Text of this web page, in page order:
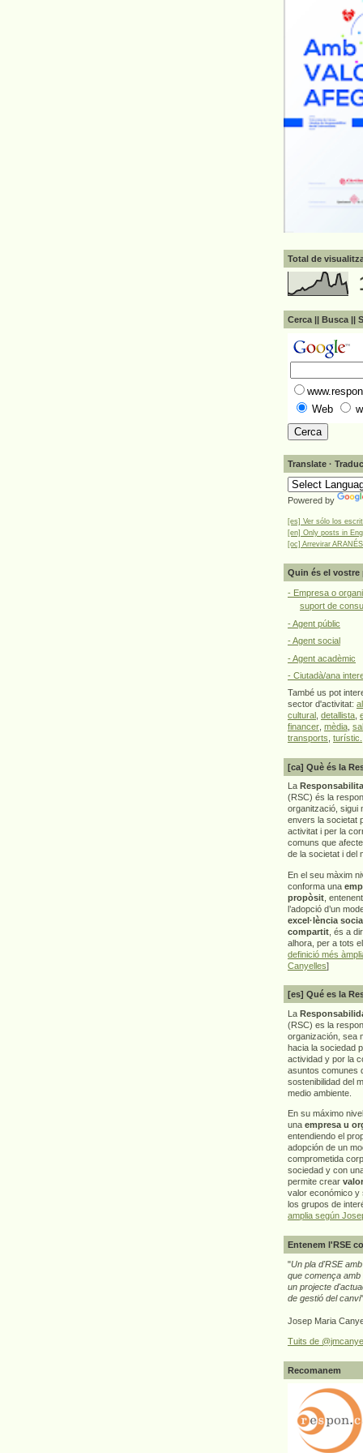
Total de
Cerca || Busca ||
Web
Translate ·
Powered by
[es] Ver sólo los
[en] Only posts in
[oc] Arrevirar ARANÉS
Quin és el vostre
- Empresa o
suport de
- Agent públic
- Agent social
- Agent acadèmic
- Ciutadà/ana
També us pot
sector d'activitat:
cultural detallista
financer mèdia
transports turístic.
[ca] Què és la
La
(RSC) és la
organització, sigui
envers la societat
activitat i per la
comuns que
de la societat i del
En el seu màxim
conforma una
propòsit ,
l’adopció d’un
excel·lència
compartit , és a
alhora, per a tots
definició més
Canyelles]
[es] Qué es la
La
(RSC) es la
organización, sea
hacia la sociedad
actividad y por la
asuntos comunes
sostenibilidad del
medio ambiente.
En su máximo
una empresa u
entendiendo el
adopción de un
comprometida
sociedad y con
permite crear
valor económico y
los grupos de
amplia según
Entenem l'RSE
"Un pla d'RSE
que comença
un projecte
de gestió del canvi"
Josep Maria
Tuits de
Recomanem